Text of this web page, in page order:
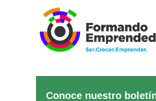
Conoce nuestro